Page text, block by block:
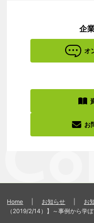
企
オ
お
Home お知らせ お
（2019/2/14）】～事例から学